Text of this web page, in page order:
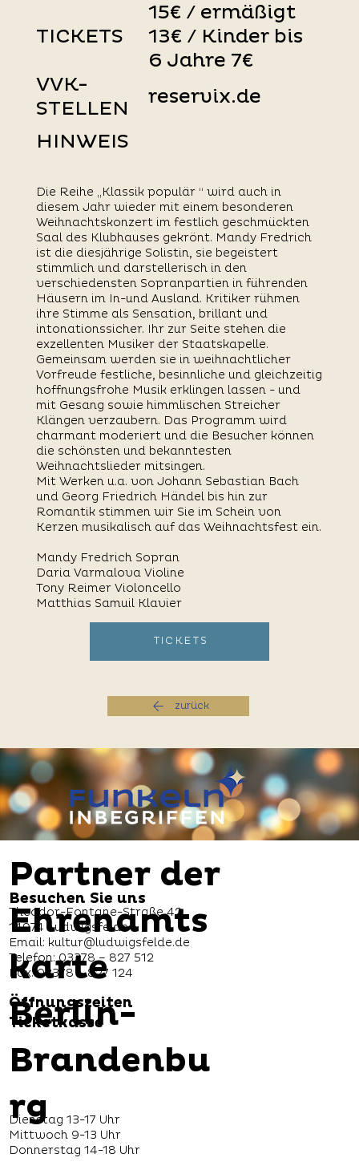
TICKETS
15€ / ermäßigt
13€ / Kinder bis
6 Jahre 7€
reservix.de
VVK-
STELLEN
HINWEIS
Die Reihe „Klassik populär “ wird auch in
diesem Jahr wieder mit einem besonderen
Weihnachtskonzert im festlich geschmückten
Saal des Klubhauses gekrönt. Mandy Fredrich
ist die diesjährige Solistin, sie begeistert
stimmlich und darstellerisch in den
verschiedensten Sopranpartien in führenden
Häusern im In-und Ausland. Kritiker rühmen
ihre Stimme als Sensation, brillant und
intonationssicher. Ihr zur Seite stehen die
exzellenten Musiker der Staatskapelle.
Gemeinsam werden sie in weihnachtlicher
Vorfreude festliche, besinnliche und gleichzeitig
hoffnungsfrohe Musik erklingen lassen - und
mit Gesang sowie himmlischen Streicher
Klängen verzaubern. Das Programm wird
charmant moderiert und die Besucher können
die schönsten und bekanntesten
Weihnachtslieder mitsingen.
Mit Werken u.a. von Johann Sebastian Bach
und Georg Friedrich Händel bis hin zur
Romantik stimmen wir Sie im Schein von
Kerzen musikalisch auf das Weihnachtsfest ein.
Mandy Fredrich Sopran
Daria Varmalova Violine
Tony Reimer Violoncello
Matthias Samuil Klavier
TICKETS
zurück
Besuchen Sie uns
Theodor-Fontane-Straße 42
14974 Ludwigsfelde
Email: kultur@ludwigsfelde.de
Telefon: 03378 – 827 512
Fax: 03378 – 827 124
Öffnungszeiten
Ticketkasse
Dienstag 13-17 Uhr
Mittwoch 9-13 Uhr
Donnerstag 14-18 Uhr
Partner der
Ehrenamts
karte
Berlin-
Brandenbu
rg